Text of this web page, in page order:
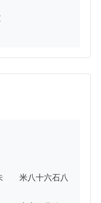
　米八十六石八